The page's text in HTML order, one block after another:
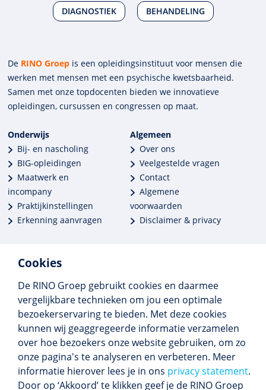
Cookies
De RINO Groep gebruikt cookies en daarmee
vergelijkbare technieken om jou een optimale
bezoekerservaring te bieden. Met deze cookies
kunnen wij geaggregeerde informatie verzamelen
over hoe bezoekers onze website gebruiken, om zo
onze pagina's te analyseren en verbeteren. Meer
informatie hierover lees je in ons privacy statement.
Door op ‘Akkoord’ te klikken geef je de RINO Groep
DIAGNOSTIEK BEHANDELING
De RINO Groep is een opleidings­insti­tuut voor mensen die
werken met mensen met een psychische kwets­baar­heid.
Samen met onze top­docenten bieden we innova­tieve
opleidingen, cursussen en congres­sen op maat.
Onderwijs
Bij- en nascholing
BIG-opleidingen
Maatwerk en
incompany
Praktijkinstellingen
Erkenning aanvragen
Algemeen
Over ons
Veelgestelde vragen
Contact
Algemene
voorwaarden
Disclaimer & privacy
Meer dan 250 opleidingen
Alle BIG-opleidingen in huis
Cedeo-erkend en CRKBO-geregistreerd
Gemiddelde beoordeling 8,4
Volg ons